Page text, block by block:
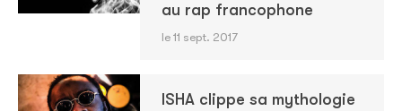
au rap francophone
le 11 sept. 2017
ISHA clippe sa mythologie